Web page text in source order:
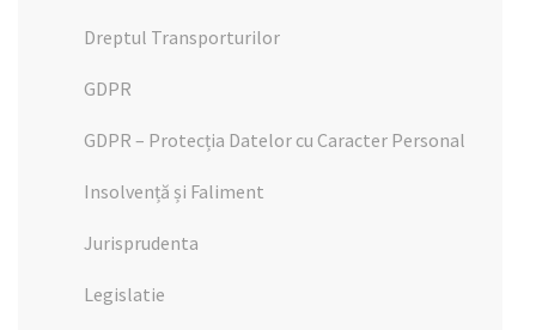
Dreptul Transporturilor
GDPR
GDPR – Protecția Datelor cu Caracter Personal
Insolvență și Faliment
Jurisprudenta
Legislatie